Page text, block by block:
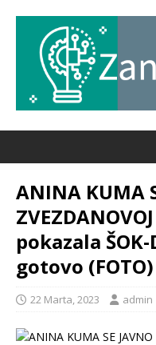
ANINA KUMA
pokazala
gotovo (FOTO)
22 Marta, 2023 admin